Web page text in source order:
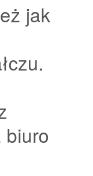
jak
biuro